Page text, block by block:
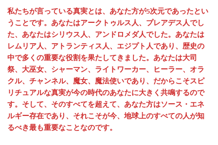
私たちが言っている真実とは、あなた方が5次元であったとい
うことです。あなたはアークトゥルス人、プレアデス人でし
た、あなたはシリウス人、アンドロメダ人でした。あなたは
レムリア人、アトランティス人、エジプト人であり、歴史の
中で多くの重要な役割を果たしてきました。あなたは大司
祭、大巫女、シャーマン、ライトワーカー、ヒーラー、オラ
クル、チャンネル、魔女、魔法使いであり、だからこそスピ
リチュアルな真実が今の時代のあなたに大きく共鳴するので
す。そして、そのすべてを超えて、あなた方はソース・エネ
ルギー存在であり、それこそが今、地球上のすべての人が知
るべき最も重要なことなのです。